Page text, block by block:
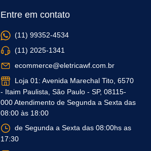
Entre em contato
(11) 99352-4534
(11) 2025-1341
ecommerce@eletricawf.com.br
Loja 01: Avenida Marechal Tito, 6570
- Itaim Paulista, São Paulo - SP, 08115-
000 Atendimento de Segunda a Sexta das
08:00 às 18:00
de Segunda a Sexta das 08:00hs as
17:30